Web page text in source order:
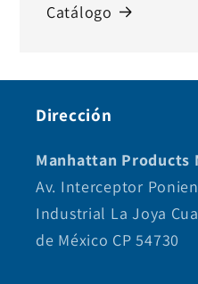
Catálogo
Dirección
Manhattan Products
Av. Interceptor
Industrial La Joya
de México CP 54730